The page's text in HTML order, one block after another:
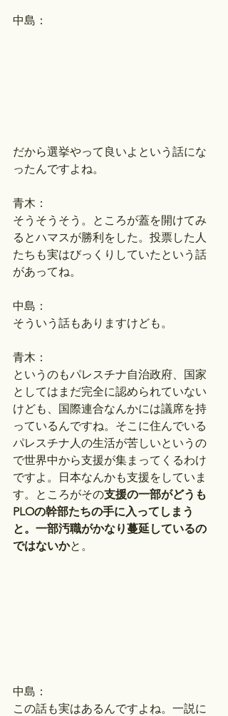
中島：
だから選挙やって良いよという話にな
ったんですよね。
青木：
そうそうそう。ところが蓋を開けてみ
るとハマスが勝利をした。投票した人
たちも実はびっくりしていたという話
があってね。
中島：
そういう話もありますけども。
青木：
というのもパレスチナ自治政府、国家
としてはまだ完全に認められていない
けども、国際連合なんかには議席を持
っているんですね。そこに住んでいる
パレスチナ人の生活が苦しいというの
で世界中から支援が集まってくるわけ
ですよ。日本なんかも支援をしていま
す。ところがその支援の一部がどうも
PLOの幹部たちの手に入ってしまう
と。一部汚職がかなり蔓延しているの
ではないかと。
中島：
この話も実はあるんですよね。一説に